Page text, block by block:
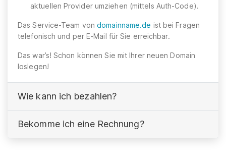
aktuellen Provider umziehen (mittels Auth-Code).
Das Service-Team vondomainname.de ist bei Fragen
telefonisch und per E-Mail für Sie erreichbar.
Das war’s! Schon können Sie mit Ihrer neuen Domain
loslegen!
Wie kann ich bezahlen?
Bekomme ich eine Rechnung?